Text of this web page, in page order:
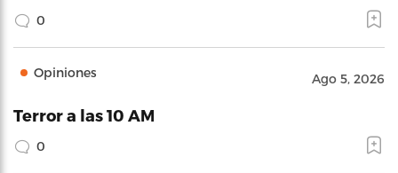
0
Opiniones Ago 5, 2026
Terror a las 10 AM
0